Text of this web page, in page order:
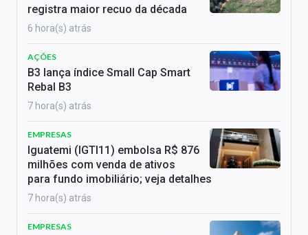
registra maior recuo da década
6 hora(s) atrás
AÇÕES
B3 lança índice Small Cap Smart
Rebal B3
7 hora(s) atrás
EMPRESAS
Iguatemi (IGTI11) embolsa R$ 876
milhões com venda de ativos
para fundo imobiliário; veja detalhes
7 hora(s) atrás
EMPRESAS